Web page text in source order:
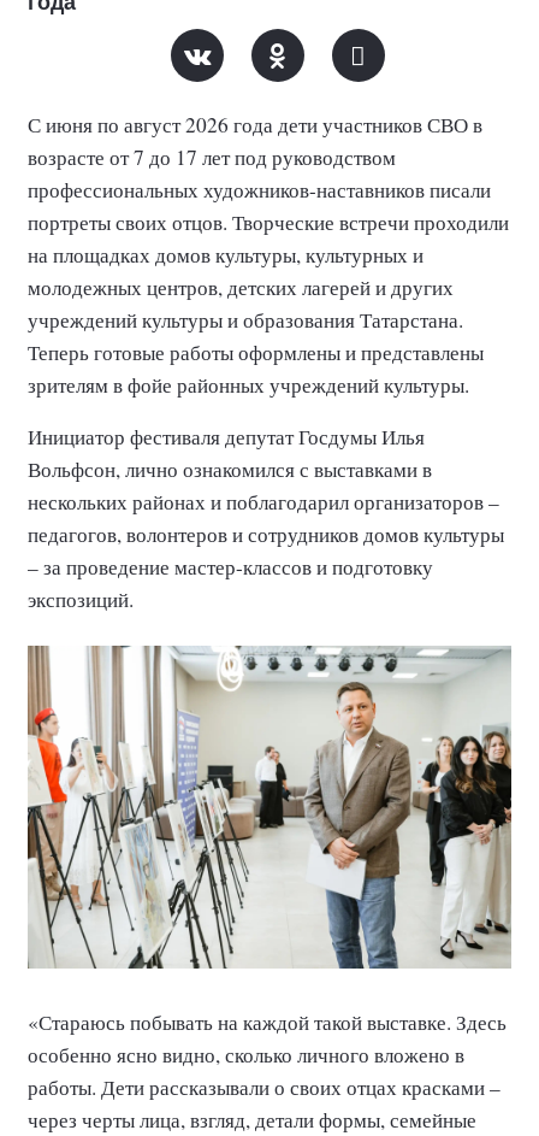
С июня по август 2026 года дети участников СВО в
возрасте от 7 до 17 лет под руководством
профессиональных художников-наставников писали
портреты своих отцов. Творческие встречи проходили
на площадках домов культуры, культурных и
молодежных центров, детских лагерей и других
учреждений культуры и образования Татарстана.
Теперь готовые работы оформлены и представлены
зрителям в фойе районных учреждений культуры.
Инициатор фестиваля депутат Госдумы Илья
Вольфсон, лично ознакомился с выставками в
нескольких районах и поблагодарил организаторов –
педагогов, волонтеров и сотрудников домов культуры
– за проведение мастер-классов и подготовку
экспозиций.
«Стараюсь побывать на каждой такой выставке. Здесь
особенно ясно видно, сколько личного вложено в
работы. Дети рассказывали о своих отцах красками –
через черты лица, взгляд, детали формы, семейные